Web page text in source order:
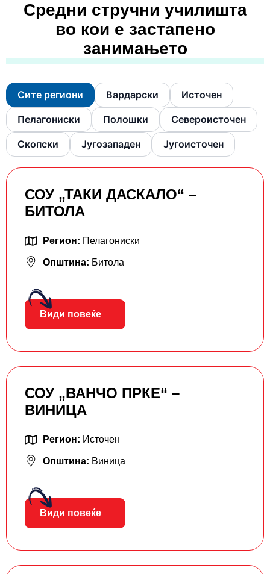
Средни стручни училишта
во кои е застапено
занимањето
Сите региони Вардарски Источен
Пелагониски Полошки Североисточен
Скопски Југозападен Југоисточен
СОУ „ТАКИ ДАСКАЛО“ –
БИТОЛА
Регион: Пелагониски
Општина: Битола
Види повеќе
СОУ „ВАНЧО ПРКЕ“ –
ВИНИЦА
Регион: Источен
Општина: Виница
Види повеќе